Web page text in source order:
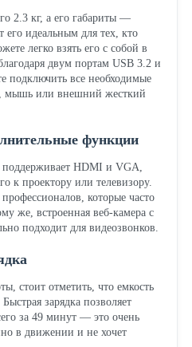
2.3 кг, а его габариты —
его идеальным для тех, кто
легко взять его с собой в
двум портам USB 3.2 и
подключить все необходимые
мышь или внешний жесткий
функции
HDMI и VGA,
к проектору или телевизору.
которые часто
же, встроенная веб-камера с
подходит для видеозвонков.
стоит отметить, что емкость
зарядка позволяет
за 49 минут — это очень
в движении и не хочет